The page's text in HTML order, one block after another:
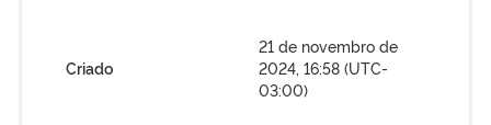
Criado
21 de novembro de
2024, 16:58 (UTC-
03:00)